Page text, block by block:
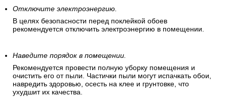
Отключите электроэнергию.
В целях безопасности перед поклейкой обоев
рекомендуется отключить электроэнергию в помещении.
Наведите порядок в помещении.
Рекомендуется провести полную уборку помещения и
очистить его от пыли. Частички пыли могут испачкать обои,
навредить здоровью, осесть на клее и грунтовке, что
ухудшит их качества.